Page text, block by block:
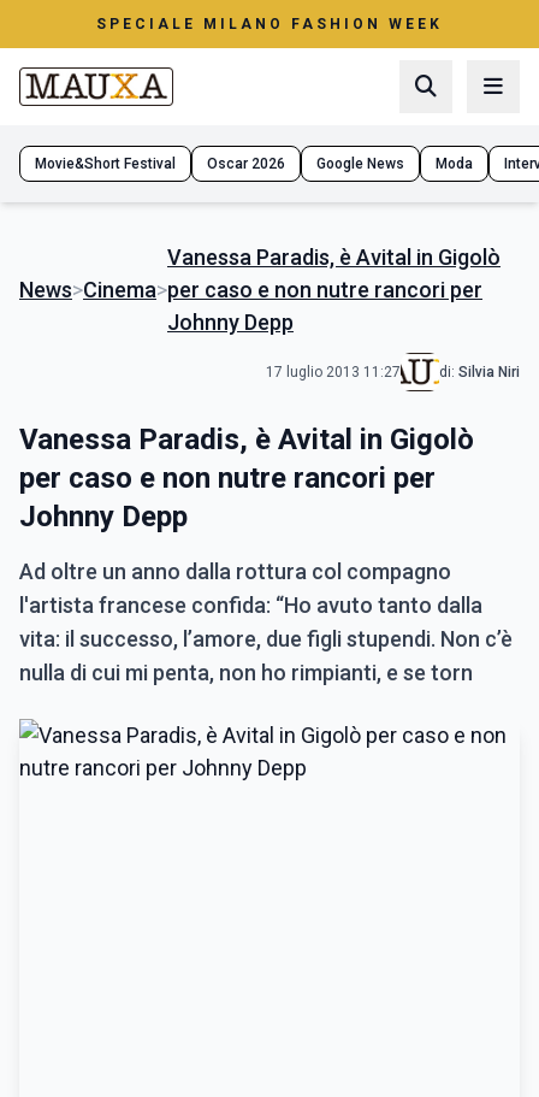
SPECIALE MILANO FASHION WEEK
Movie&Short Festival Oscar 2026 Google News Moda
News>Cinema>
Vanessa Paradis, è Avital in Gigolò
per caso e non nutre rancori per
Johnny Depp
17 luglio 2013 11:27 di: Silvia Niri
Vanessa Paradis, è Avital in Gigolò
per caso e non nutre rancori per
Johnny Depp
Ad oltre un anno dalla rottura col compagno
l'artista francese confida: “Ho avuto tanto dalla
vita: il successo, l’amore, due figli stupendi. Non c’è
nulla di cui mi penta, non ho rimpianti, e se torn